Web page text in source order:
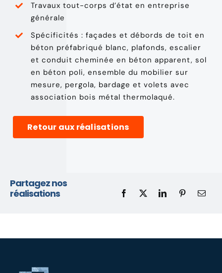
Travaux tout-corps d’état en entreprise
générale
Spécificités : façades et débords de toit en
béton préfabriqué blanc, plafonds, escalier
et conduit cheminée en béton apparent, sol
en béton poli, ensemble du mobilier sur
mesure, pergola, bardage et volets avec
association bois métal thermolaqué.
Retour aux réalisations
Partagez nos
réalisations